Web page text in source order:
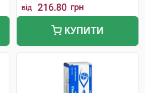
від 216.80 грн
КУПИТИ